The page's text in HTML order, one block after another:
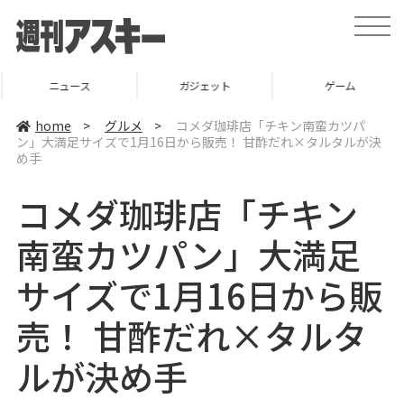
t
o
i
ニュース ガジェット ゲーム
home > グルメ >
コメダ珈琲店「チキン南蛮カツパ
ン」大満足サイズで1月16日から販売！ 甘酢だれ×タルタルが決
め手
コメダ珈琲店「チキン
南蛮カツパン」大満足
サイズで1月16日から販
売！ 甘酢だれ×タルタ
ルが決め手